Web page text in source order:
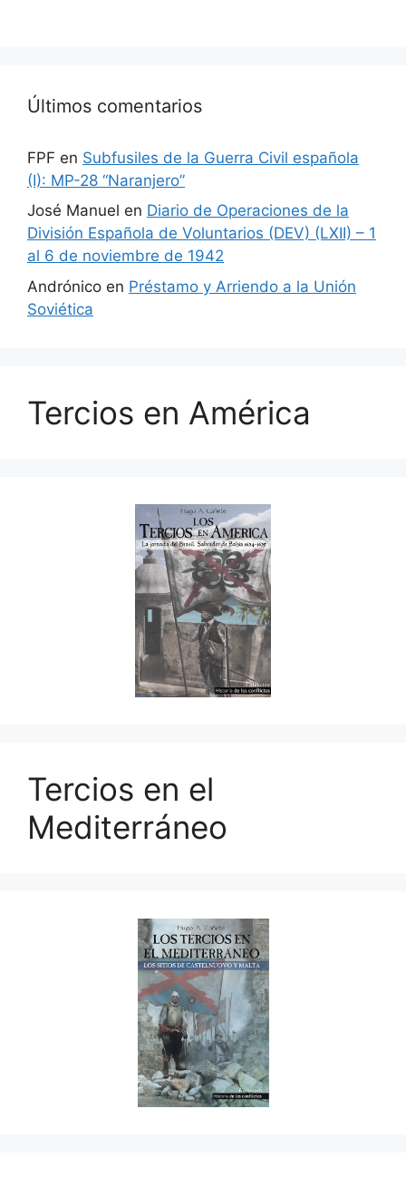
Últimos comentarios
FPF en Subfusiles de la Guerra Civil española
(I): MP-28 “Naranjero”
José Manuel en Diario de Operaciones de la
División Española de Voluntarios (DEV) (LXII) – 1
al 6 de noviembre de 1942
Andrónico en Préstamo y Arriendo a la Unión
Soviética
Tercios en América
Tercios en el
Mediterráneo